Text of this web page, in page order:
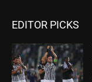
EDITOR PICKS